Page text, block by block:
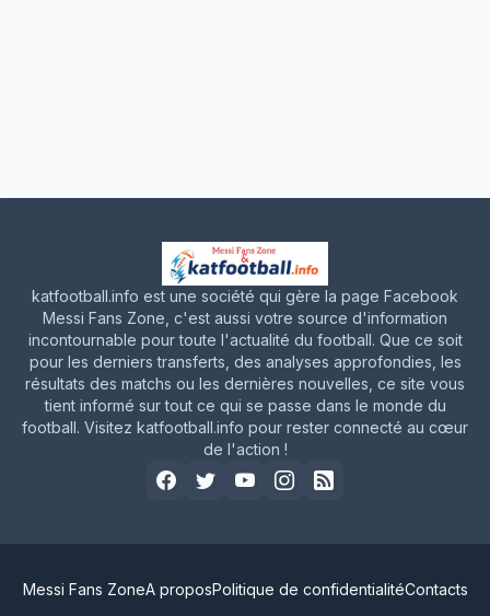
katfootball.info est une société qui gère la page Facebook
Messi Fans Zone, c'est aussi votre source d'information
incontournable pour toute l'actualité du football. Que ce soit
pour les derniers transferts, des analyses approfondies, les
résultats des matchs ou les dernières nouvelles, ce site vous
tient informé sur tout ce qui se passe dans le monde du
football. Visitez katfootball.info pour rester connecté au cœur
de l'action !
Messi Fans ZoneA proposPolitique de confidentialitéContacts